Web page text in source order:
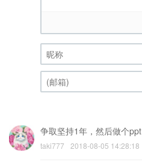
昵称 (必填)
争取坚持1年，然后做个ppt
taki777 2018-08-05 14:28:18